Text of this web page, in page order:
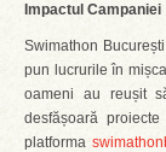
Impactul Campaniei
Swimathon
pun lucrurile în
oameni au reușit
desfășoară
platforma